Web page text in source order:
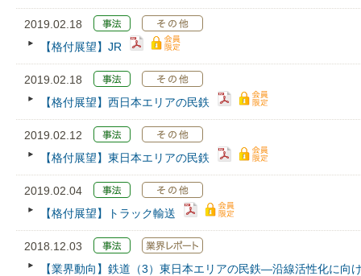
2019.02.18
【格付展望】JR
2019.02.18
【格付展望】西日本エリアの民鉄
2019.02.12
【格付展望】東日本エリアの民鉄
2019.02.04
【格付展望】トラック輸送
2018.12.03
【業界動向】鉄道（3）東日本エリアの民鉄―沿線活性化に向